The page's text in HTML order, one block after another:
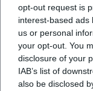
opt-out request is
interest-based ads
us or personal
your opt-out. You
disclosure of your
IAB’s list of
also be disclosed
Wo ist der
Was kann ich
Wie viel kostet